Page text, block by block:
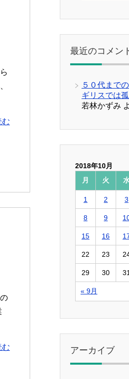
む
む
最近のコメン
５０代まで
ギリスでは
若林かずみ
2018年10月
月
火
« 9月
1 2 3
8 9
15 16
22 23
29 30 31
アーカイブ